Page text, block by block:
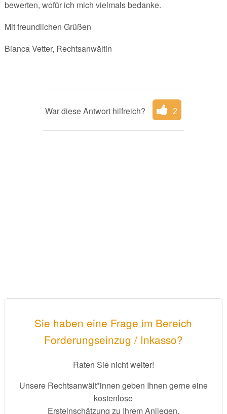
bewerten, wofür ich mich vielmals bedanke.
Mit freundlichen Grüßen
Bianca Vetter, Rechtsanwältin
War diese Antwort hilfreich? 2
Sie haben eine Frage im Bereich
Forderungseinzug / Inkasso?
Raten Sie nicht weiter!
Unsere Rechtsanwält*innen geben Ihnen gerne eine
kostenlose
Ersteinschätzung zu Ihrem Anliegen.